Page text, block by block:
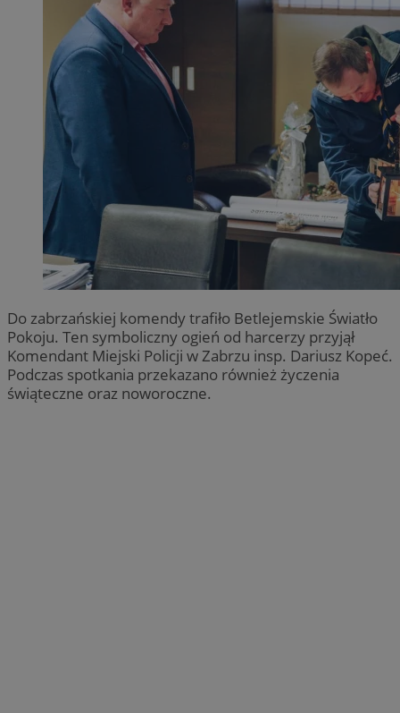
Do zabrzańskiej komendy trafiło Betlejemskie Światło
Pokoju. Ten symboliczny ogień od harcerzy przyjął
Komendant Miejski Policji w Zabrzu insp. Dariusz Kopeć.
Podczas spotkania przekazano również życzenia
świąteczne oraz noworoczne.